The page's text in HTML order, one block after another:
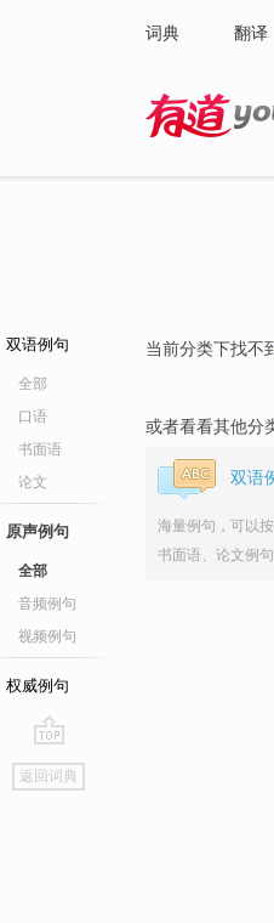
词典 翻译
双语例句
全部
口语
书面语
论文
原声例句
全部
音频例句
视频例句
权威例句
go
top
返回词典
当前分类下找不
或者看看其他分
双语
海量例句，可以
书面语、论文例句